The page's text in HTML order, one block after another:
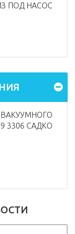
ПОД НАСОС
3306 САДКО